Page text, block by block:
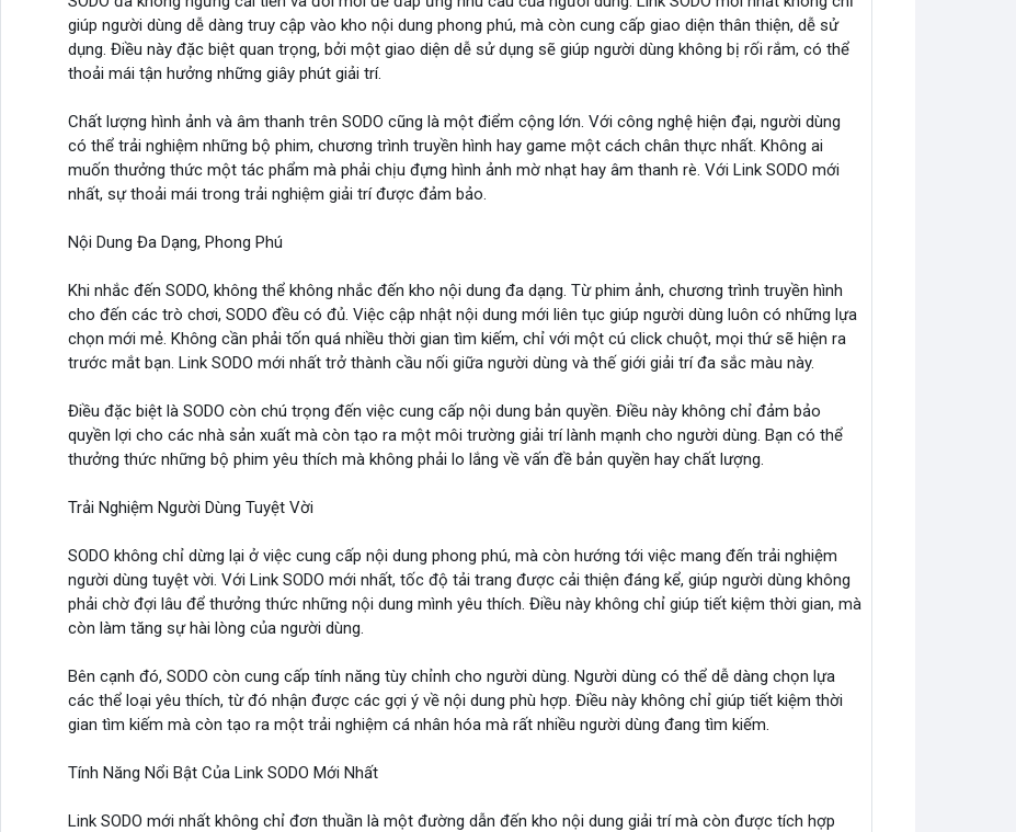
giúp người dùng dễ dàng truy cập vào kho nội dung phong phú, mà còn cung cấp giao diện thân thiện, dễ sử
dụng. Điều này đặc biệt quan trọng, bởi một giao diện dễ sử dụng sẽ giúp người dùng không bị rối rắm, có thể
thoải mái tận hưởng những giây phút giải trí.
Chất lượng hình ảnh và âm thanh trên SODO cũng là một điểm cộng lớn. Với công nghệ hiện đại, người dùng
có thể trải nghiệm những bộ phim, chương trình truyền hình hay game một cách chân thực nhất. Không ai
muốn thưởng thức một tác phẩm mà phải chịu đựng hình ảnh mờ nhạt hay âm thanh rè. Với Link SODO mới
nhất, sự thoải mái trong trải nghiệm giải trí được đảm bảo.
Nội Dung Đa Dạng, Phong Phú
Khi nhắc đến SODO, không thể không nhắc đến kho nội dung đa dạng. Từ phim ảnh, chương trình truyền hình
cho đến các trò chơi, SODO đều có đủ. Việc cập nhật nội dung mới liên tục giúp người dùng luôn có những lựa
chọn mới mẻ. Không cần phải tốn quá nhiều thời gian tìm kiếm, chỉ với một cú click chuột, mọi thứ sẽ hiện ra
trước mắt bạn. Link SODO mới nhất trở thành cầu nối giữa người dùng và thế giới giải trí đa sắc màu này.
Điều đặc biệt là SODO còn chú trọng đến việc cung cấp nội dung bản quyền. Điều này không chỉ đảm bảo
quyền lợi cho các nhà sản xuất mà còn tạo ra một môi trường giải trí lành mạnh cho người dùng. Bạn có thể
thưởng thức những bộ phim yêu thích mà không phải lo lắng về vấn đề bản quyền hay chất lượng.
Trải Nghiệm Người Dùng Tuyệt Vời
SODO không chỉ dừng lại ở việc cung cấp nội dung phong phú, mà còn hướng tới việc mang đến trải nghiệm
người dùng tuyệt vời. Với Link SODO mới nhất, tốc độ tải trang được cải thiện đáng kể, giúp người dùng không
phải chờ đợi lâu để thưởng thức những nội dung mình yêu thích. Điều này không chỉ giúp tiết kiệm thời gian, mà
còn làm tăng sự hài lòng của người dùng.
Bên cạnh đó, SODO còn cung cấp tính năng tùy chỉnh cho người dùng. Người dùng có thể dễ dàng chọn lựa
các thể loại yêu thích, từ đó nhận được các gợi ý về nội dung phù hợp. Điều này không chỉ giúp tiết kiệm thời
gian tìm kiếm mà còn tạo ra một trải nghiệm cá nhân hóa mà rất nhiều người dùng đang tìm kiếm.
Tính Năng Nổi Bật Của Link SODO Mới Nhất
Link SODO mới nhất không chỉ đơn thuần là một đường dẫn đến kho nội dung giải trí mà còn được tích hợp